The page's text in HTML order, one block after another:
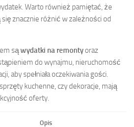
Warto również pamiętać, że
znacznie różnić w zależności od
sąwydatki na remontyoraz
do wynajmu, nieruchomość
aby spełniała oczekiwania gości.
kuchenne, czy dekoracje, mają
oferty.
Opis